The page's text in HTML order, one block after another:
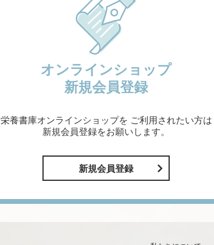
オンラインショップ
新規会員登録
栄養書庫オンラインショップを ご利用されたい方は
新規会員登録をお願いします。
新規会員登録